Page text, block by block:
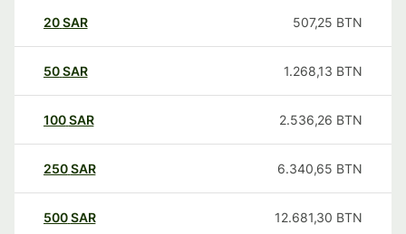
20SAR 507,25 BTN
50SAR 1.268,13 BTN
100SAR 2.536,26 BTN
250SAR 6.340,65 BTN
500SAR 12.681,30 BTN